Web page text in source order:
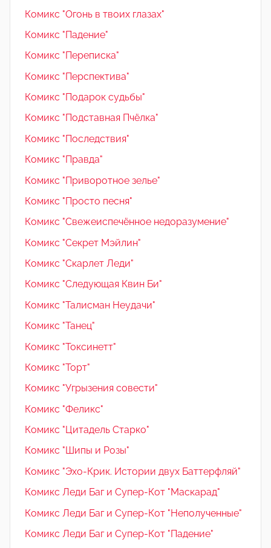
Комикс "Огонь в твоих глазах"
Комикс "Падение"
Комикс "Переписка"
Комикс "Перспектива"
Комикс "Подарок судьбы"
Комикс "Подставная Пчёлка"
Комикс "Последствия"
Комикс "Правда"
Комикс "Приворотное зелье"
Комикс "Просто песня"
Комикс "Свежеиспечённое недоразумение"
Комикс "Секрет Мэйлин"
Комикс "Скарлет Леди"
Комикс "Следующая Квин Би"
Комикс "Талисман Неудачи"
Комикс "Танец"
Комикс "Токсинетт"
Комикс "Торт"
Комикс "Угрызения совести"
Комикс "Феликс"
Комикс "Цитадель Старко"
Комикс "Шипы и Розы"
Комикс "Эхо-Крик. Истории двух Баттерфляй"
Комикс Леди Баг и Супер-Кот "Маскарад"
Комикс Леди Баг и Супер-Кот "Неполученные"
Комикс Леди Баг и Супер-Кот "Падение"